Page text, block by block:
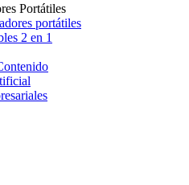
Portátiles
portátiles
2 en 1